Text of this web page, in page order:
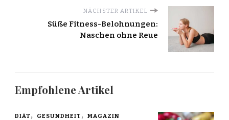
NÄCHSTER ARTIKEL
Süße Fitness-Belohnungen:
Naschen ohne Reue
Empfohlene Artikel
DIÄT GESUNDHEIT MAGAZIN